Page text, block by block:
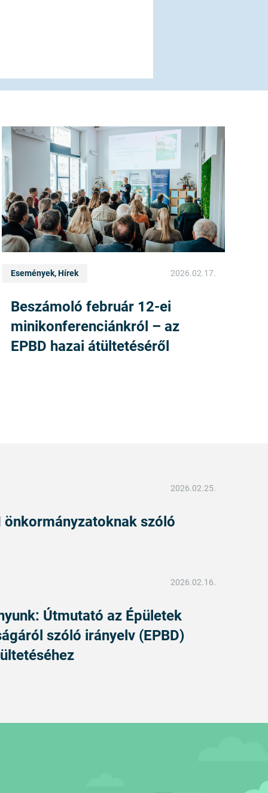
Események, Hírek 2026.02.17.
Beszámoló február 12-ei
minikonferenciánkról – az
EPBD hazai átültetéséről
2026.02.25.
önkormányzatoknak szóló
2026.02.16.
Útmutató az Épületek
szóló irányelv (EPBD)